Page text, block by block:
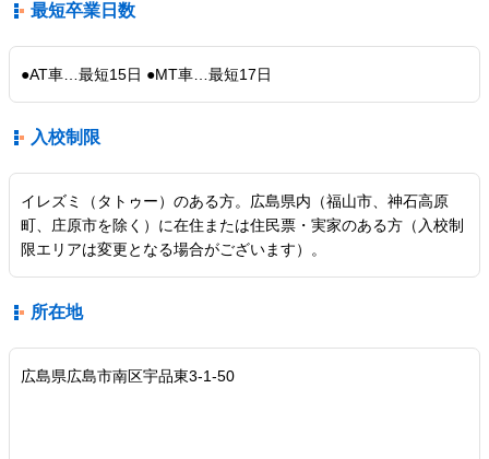
最短卒業日数
●AT車…最短15日 ●MT車…最短17日
入校制限
イレズミ（タトゥー）のある方。広島県内（福山市、神石高原
町、庄原市を除く）に在住または住民票・実家のある方（入校制
限エリアは変更となる場合がございます）。
所在地
広島県広島市南区宇品東3-1-50